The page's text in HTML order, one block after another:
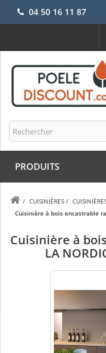
04 50 16 11 87
PRODUITS
/ CUISINIÈRES /
Cuisinière à bois encastrable
Cuisinière à
LA